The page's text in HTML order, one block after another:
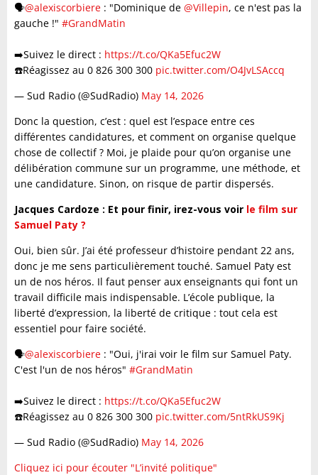
🗣️@alexiscorbiere : "Dominique de @Villepin, ce n'est pas la
gauche !" #GrandMatin
➡️Suivez le direct : https://t.co/QKa5Efuc2W
☎️Réagissez au 0 826 300 300 pic.twitter.com/O4JvLSAccq
— Sud Radio (@SudRadio) May 14, 2026
Donc la question, c’est : quel est l’espace entre ces
différentes candidatures, et comment on organise quelque
chose de collectif ? Moi, je plaide pour qu’on organise une
délibération commune sur un programme, une méthode, et
une candidature. Sinon, on risque de partir dispersés.
Jacques Cardoze : Et pour finir, irez-vous voir le film sur
Samuel Paty ?
Oui, bien sûr. J’ai été professeur d’histoire pendant 22 ans,
donc je me sens particulièrement touché. Samuel Paty est
un de nos héros. Il faut penser aux enseignants qui font un
travail difficile mais indispensable. L’école publique, la
liberté d’expression, la liberté de critique : tout cela est
essentiel pour faire société.
🗣️@alexiscorbiere : "Oui, j'irai voir le film sur Samuel Paty.
C'est l'un de nos héros" #GrandMatin
➡️Suivez le direct : https://t.co/QKa5Efuc2W
☎️Réagissez au 0 826 300 300 pic.twitter.com/5ntRkUS9Kj
— Sud Radio (@SudRadio) May 14, 2026
Cliquez ici pour écouter "L’invité politique"